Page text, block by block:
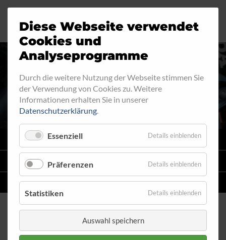
RINGFITTING 017
VARIO
STAHLFLEX -LEITUNGSKITS FÜR MOTORRÄDER
EINZELLEITUNGENNACH MASS
Diese Webseite verwendet
Cookies und
Analyseprogramme
Durch die weitere Nutzung der Webseite stimmen Sie
der Verwendung von Cookies zu. Weitere
Informationen erhalten Sie in unserer
Datenschutzerklärung.
Essenziell Details einblenden
Präferenzen Details einblenden
Statistiken Details einblenden
Auswahl speichern
Motorrad
Industrie
Automobil
Fahrrad
Ringfitting
Aussengewinde
Innengewinde
Hohlschrauben
Verteiler
Katalog
Jobs